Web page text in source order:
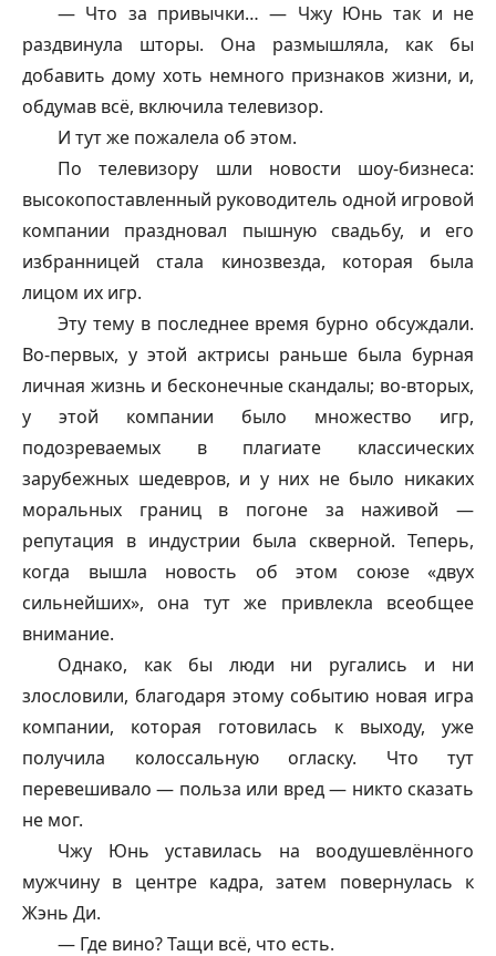
— Что за привычки… — Чжу Юнь так и не
раздвинула шторы. Она размышляла, как бы
добавить дому хоть немного признаков жизни, и,
обдумав всё, включила телевизор.
И тут же пожалела об этом.
По телевизору шли новости шоу-бизнеса:
высокопоставленный руководитель одной игровой
компании праздновал пышную свадьбу, и его
избранницей стала кинозвезда, которая была
лицом их игр.
Эту тему в последнее время бурно обсуждали.
Во-первых, у этой актрисы раньше была бурная
личная жизнь и бесконечные скандалы; во-вторых,
у этой компании было множество игр,
подозреваемых в плагиате классических
зарубежных шедевров, и у них не было никаких
моральных границ в погоне за наживой —
репутация в индустрии была скверной. Теперь,
когда вышла новость об этом союзе «двух
сильнейших», она тут же привлекла всеобщее
внимание.
Однако, как бы люди ни ругались и ни
злословили, благодаря этому событию новая игра
компании, которая готовилась к выходу, уже
получила колоссальную огласку. Что тут
перевешивало — польза или вред — никто сказать
не мог.
Чжу Юнь уставилась на воодушевлённого
мужчину в центре кадра, затем повернулась к
Жэнь Ди.
— Где вино? Тащи всё, что есть.